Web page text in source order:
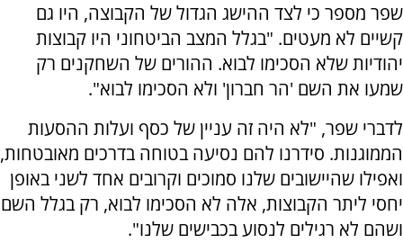
שפר מספר כי לצד ההישג הגדול של הקבוצה, היו גם
קשיים לא מעטים. "בגלל המצב הביטחוני היו קבוצות
יהודיות שלא הסכימו לבוא. ההורים של השחקנים רק
שמעו את השם 'הר חברון' ולא הסכימו לבוא".
לדברי שפר, "לא היה זה עניין של כסף ועלות ההסעות
הממוגנות. סידרנו להם נסיעה בטוחה בדרכים מאובטחות,
ואפילו שהיישובים שלנו סמוכים וקרובים אחד לשני באופן
יחסי ליתר הקבוצות, אלה לא הסכימו לבוא, רק בגלל השם
ושהם לא רגילים לנסוע בכבישים שלנו".